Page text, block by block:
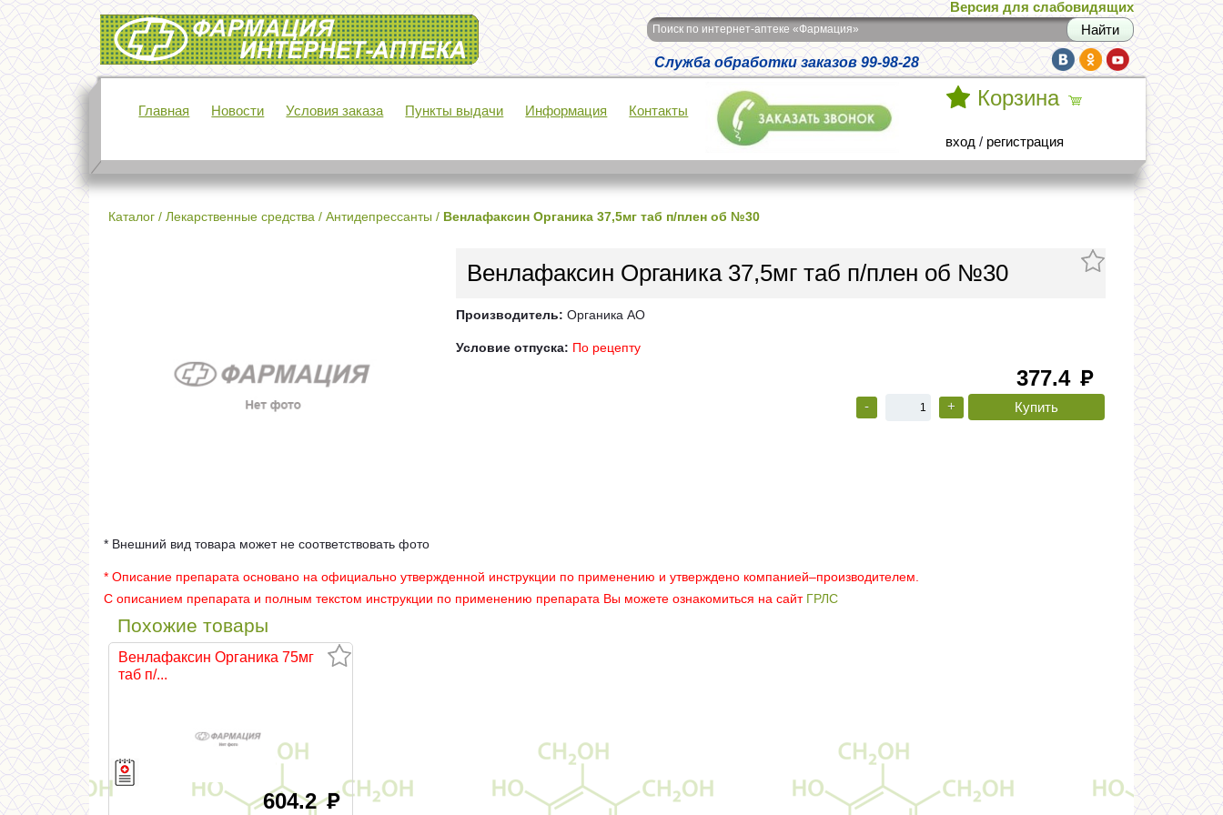
Интернет-аптека Фармация
Версия для слабовидящих
Поиск по интернет-аптеке «Фармация»
Служба обработки заказов 99-98-28
Главная Новости Условия заказа Пункты выдачи Информация Контакты
Корзина
вход / регистрация
Каталог / Лекарственные средства / Антидепрессанты / Венлафаксин Органика 37,5мг таб п/плен об №30
Венлафаксин Органика 37,5мг таб п/плен об №30
Производитель: Органика АО
Условие отпуска: По рецепту
377.4 руб
- +
* Внешний вид товара может не соответствовать фото
* Описание препарата основано на официально утвержденной инструкции по применению и утверждено компанией–производителем.
С описанием препарата и полным текстом инструкции по применению препарата Вы можете ознакомиться на сайт ГРЛС
Похожие товары
Венлафаксин Органика 75мг
таб п/...
604.2руб